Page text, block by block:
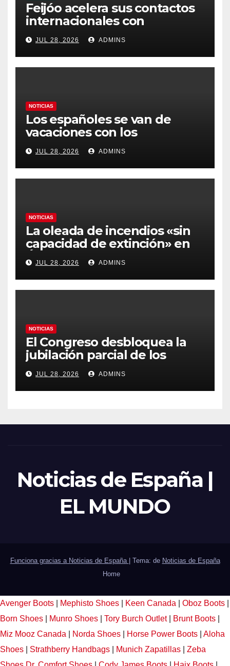
Feijóo acelera sus contactos
internacionales con
Latinoamérica como socio
prioritario en su agenda de
gobierno
JUL 28, 2026 ADMINS
NOTICIAS
Los españoles se van de
vacaciones con los
carburantes hasta un 21%
más caros que el año pasado
y los hoteles disparados
JUL 28, 2026 ADMINS
NOTICIAS
La oleada de incendios «sin
capacidad de extinción» en
Ávila y al oeste de Madrid
obliga a declarar la
emergencia nacional
JUL 28, 2026 ADMINS
NOTICIAS
El Congreso desbloquea la
jubilación parcial de los
trabajadores laborales del
sector público
JUL 28, 2026 ADMINS
Noticias de España |
EL MUNDO
Funciona gracias a Noticias de España Tema: de Noticias de España
Home
Avenger Boots Mephisto Shoes Keen Canada Oboz Boots
Born Shoes
Munro Shoes Tory Burch Outlet Brunt Boots
Miz Mooz Canada
Norda Shoes Horse Power Boots
Aloha
Shoes
Strathberry Handbags Munich Zapatillas
Zeba